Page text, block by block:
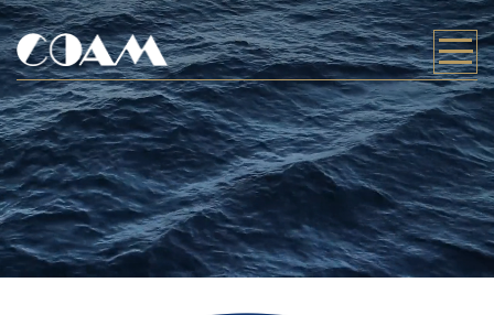
HOME
AZIENDA
LAVORATO IN ITALIA AL 100%
SOSTENIBILITÀ
PRODOTTI
AUTENTICO SALMONE SELVAGGIO